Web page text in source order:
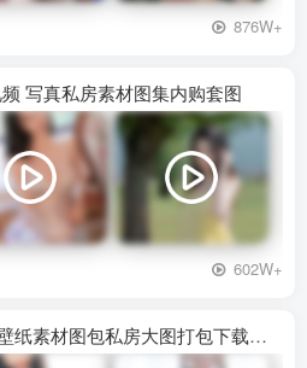
876W+
写真私房素材图集内购套图
602W+
西呱呀呀呀【13套]】写真壁纸素材图包私房大图打包下载百度网盘